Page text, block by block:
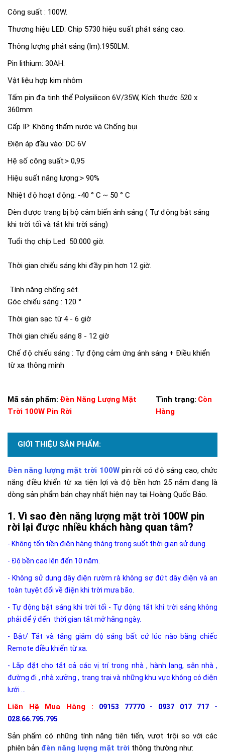
Công suất : 100W.
Thương hiệu LED: Chip 5730 hiệu suất phát sáng cao.
Thông lượng phát sáng (lm):1950LM.
Pin lithium: 30AH.
Vật liệu hợp kim nhôm
Tấm pin đa tinh thể Polysilicon 6V/35W, Kích thước 520 x
360mm
Cấp IP: Không thấm nước và Chống bụi
Điện áp đầu vào: DC 6V
Hệ số công suất:> 0,95
Hiệu suất năng lượng:> 90%
Nhiệt độ hoạt động: -40 ° C ~ 50 ° C
Đèn được trang bị bộ cảm biến ánh sáng ( Tự động bật sáng
khi trời tối và tắt khi trời sáng)
Tuổi thọ chíp Led 50.000 giờ.
Thời gian chiếu sáng khi đầy pin hơn 12 giờ.
Tính năng chống sét.
Góc chiếu sáng : 120 °
Thời gian sạc từ 4 - 6 giờ
Thời gian chiếu sáng 8 - 12 giờ
Chế độ chiếu sáng : Tự động cảm ứng ánh sáng + Điều khiển
từ xa thông minh
Mã sản phẩm: Đèn Năng Lượng Mặt
Trời 100W Pin Rời
Tình trạng: Còn
Hàng
GIỚI THIỆU SẢN PHẨM:
Đèn năng lượng mặt trời 100W pin rời có độ sáng cao, chức
năng điều khiển từ xa tiện lợi và độ bền hơn 25 năm đang là
dòng sản phẩm bán chạy nhất hiện nay tại Hoàng Quốc Bảo.
Vì sao đèn năng lượng mặt trời 100W pin
rời lại được nhiều khách hàng quan tâm?
- Không tốn tiền điện hàng tháng trong suốt thời gian sử dụng.
- Độ bền cao lên đến 10 năm.
- Không sử dụng dây điện rườm rà không sợ đứt dây điện và an
toàn tuyệt đối về điện khi trời mưa bão.
- Tự động bật sáng khi trời tối - Tự động tắt khi trời sáng không
phải để ý đến thời gian tắt mở hằng ngày.
- Bật/ Tắt và tăng giảm độ sáng bất cứ lúc nào bằng chiếc
Remote điều khiển từ xa.
- Lắp đặt cho tắt cả các vị trí trong nhà , hành lang, sân nhà ,
đường đi , nhà xưởng , trang trại và những khu vực không có điện
lưới ...
Liên Hệ Mua Hàng :
09153 77770 - 0937 017 717 -
028.66.795.795
Sản phẩm có những tính năng tiên tiến, vượt trội so với các
phiên bản đèn năng lượng mặt trời thông thường như: